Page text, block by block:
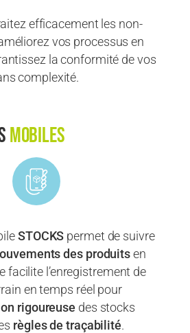
efficacement les non-
vos processus en
la conformité de vos
complexité.
mobiles
STOCKS permet de suivre
des produitsen
facilite l’enregistrement de
en temps réel pour
rigoureuse des stocks
règles de traçabilité.